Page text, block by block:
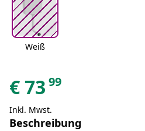
Weiß
€73 99
Inkl. Mwst.
Beschreibung